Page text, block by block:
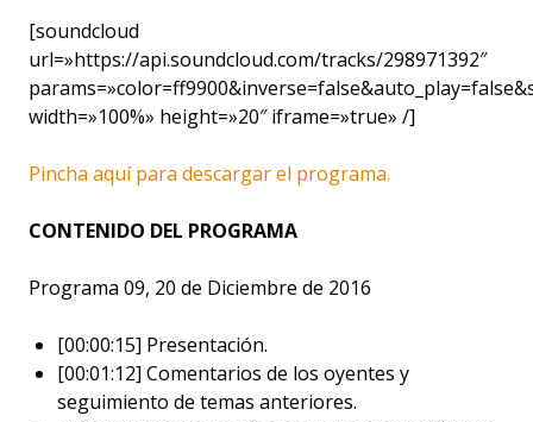
[soundcloud
url=»https://api.soundcloud.com/tracks/298971392″
width=»100%» height=»20″ iframe=»true» /]
Pincha aquí para descargar el programa.
CONTENIDO DEL PROGRAMA
Programa 09, 20 de Diciembre de 2016
[00:00:15] Presentación.
[00:01:12] Comentarios de los oyentes y
seguimiento de temas anteriores.